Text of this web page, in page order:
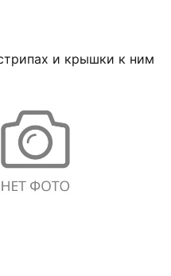
и крышки к ним